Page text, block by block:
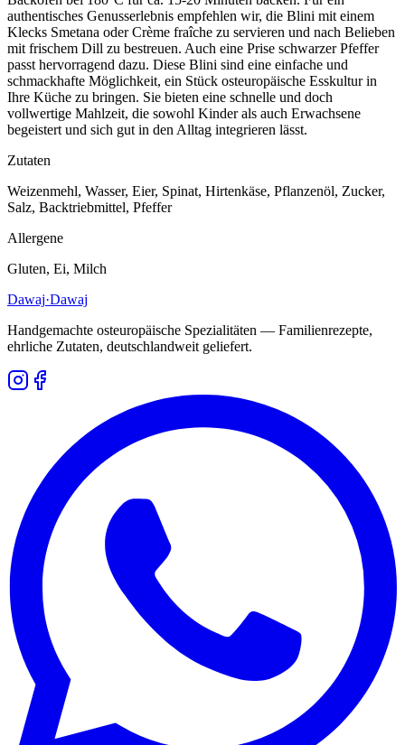
authentisches Genusserlebnis empfehlen wir, die Blini mit einem
Klecks Smetana oder Crème fraîche zu servieren und nach Belieben
mit frischem Dill zu bestreuen. Auch eine Prise schwarzer Pfeffer
passt hervorragend dazu. Diese Blini sind eine einfache und
schmackhafte Möglichkeit, ein Stück osteuropäische Esskultur in
Ihre Küche zu bringen. Sie bieten eine schnelle und doch
vollwertige Mahlzeit, die sowohl Kinder als auch Erwachsene
begeistert und sich gut in den Alltag integrieren lässt.
Zutaten
Weizenmehl, Wasser, Eier, Spinat, Hirtenkäse, Pflanzenöl, Zucker,
Salz, Backtriebmittel, Pfeffer
Allergene
Gluten, Ei, Milch
Dawaj·Dawaj
Handgemachte osteuropäische Spezialitäten — Familienrezepte,
ehrliche Zutaten, deutschlandweit geliefert.